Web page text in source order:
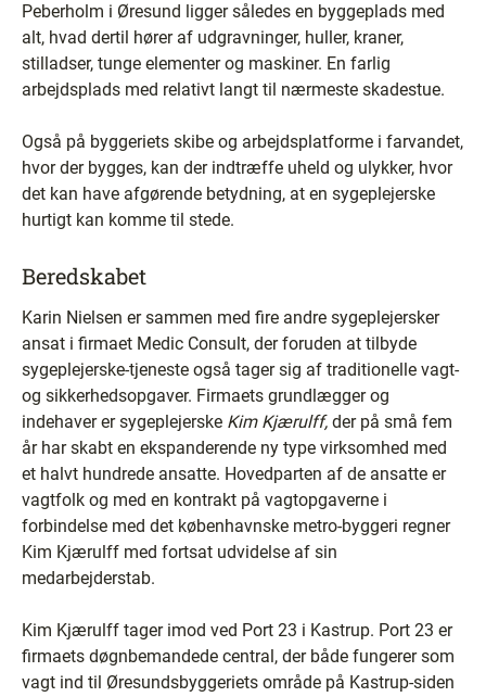
Peberholm i Øresund ligger således en byggeplads med
alt, hvad dertil hører af udgravninger, huller, kraner,
stilladser, tunge elementer og maskiner. En farlig
arbejdsplads med relativt langt til nærmeste skadestue.
Også på byggeriets skibe og arbejdsplatforme i farvandet,
hvor der bygges, kan der indtræffe uheld og ulykker, hvor
det kan have afgørende betydning, at en sygeplejerske
hurtigt kan komme til stede.
Beredskabet
Karin Nielsen er sammen med fire andre sygeplejersker
ansat i firmaet Medic Consult, der foruden at tilbyde
sygeplejerske-tjeneste også tager sig af traditionelle vagt-
og sikkerhedsopgaver. Firmaets grundlægger og
indehaver er sygeplejerske Kim Kjærulff, der på små fem
år har skabt en ekspanderende ny type virksomhed med
et halvt hundrede ansatte. Hovedparten af de ansatte er
vagtfolk og med en kontrakt på vagtopgaverne i
forbindelse med det københavnske metro-byggeri regner
Kim Kjærulff med fortsat udvidelse af sin
medarbejderstab.
Kim Kjærulff tager imod ved Port 23 i Kastrup. Port 23 er
firmaets døgnbemandede central, der både fungerer som
vagt ind til Øresundsbyggeriets område på Kastrup-siden